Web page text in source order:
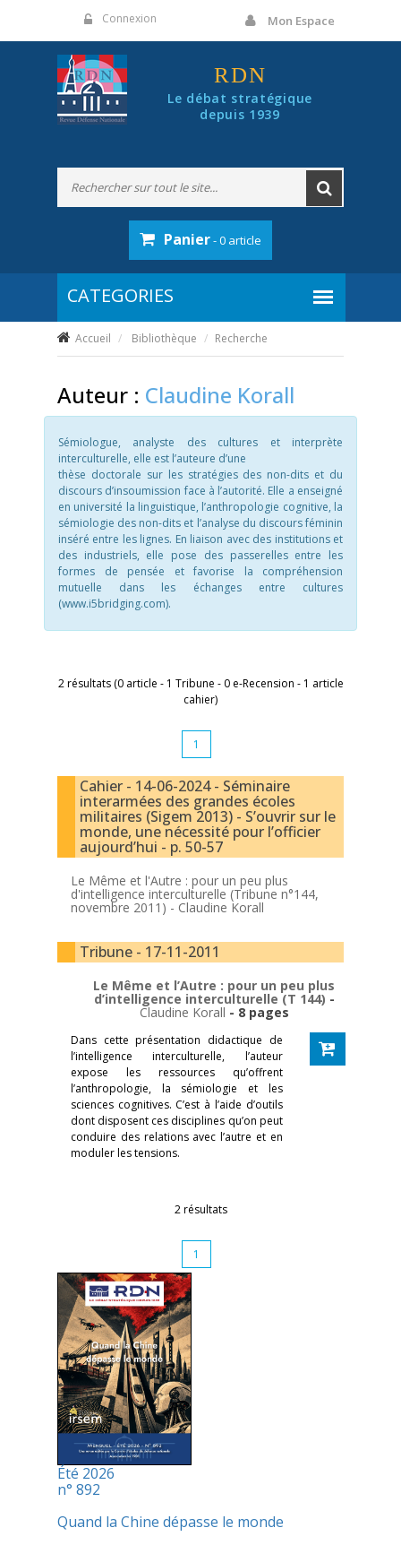
Connexion Mon Espace
RDN
Le débat stratégique
depuis 1939
Panier- 0 article
Accueil Bibliothèque Recherche
Auteur : Claudine Korall
Sémiologue, analyste des cultures et interprète
interculturelle, elle est l’auteure d’une
thèse doctorale sur les stratégies des non-dits et du
discours d’insoumission face à l’au⁠torité. Elle a enseigné
en université la linguistique, l’anthropologie cognitive, la
sémiologie des non-dits et l’analyse du discours féminin
inséré entre les lignes. En liaison avec des institutions et
des industriels, elle pose des passerelles entre les
formes de pensée et favorise la compréhension
mutuelle dans les échanges entre cultures
(www.i5bridging.com).
2 résultats (0 article - 1 Tribune - 0 e-Recension - 1 article
cahier)
1
Cahier - 14-06-2024 - Séminaire
interarmées des grandes écoles
militaires (Sigem 2013) - S’ouvrir sur le
monde, une nécessité pour l’officier
aujourd’hui - p. 50-57
Le Même et l'Autre : pour un peu plus
d'intelligence interculturelle (Tribune n°144,
novembre 2011) - Claudine Korall
Tribune - 17-11-2011
Le Même et l’Autre : pour un peu plus
d’intelligence interculturelle (T 144) -
Claudine Korall - 8 pages
Dans cette présentation didactique de
l’intelligence interculturelle, l’auteur
expose les ressources qu’offrent
l’anthropologie, la sémiologie et les
sciences cognitives. C’est à l’aide d’outils
dont disposent ces disciplines qu’on peut
conduire des relations avec l’autre et en
moduler les tensions.
2 résultats
1
Été 2026
n° 892
Quand la Chine dépasse le monde